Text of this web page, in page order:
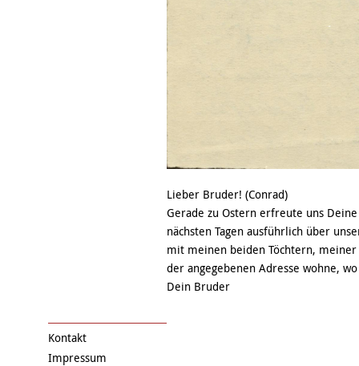
Lieber Bruder! (Conrad)
Gerade zu Ostern erfreute uns
nächsten Tagen ausführlich über
mit meinen beiden Töchtern,
der angegebenen Adresse wohne,
Dein Bruder
Kontakt
Impressum